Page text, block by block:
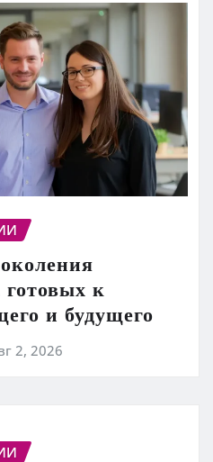
к
и будущего
2, 2026